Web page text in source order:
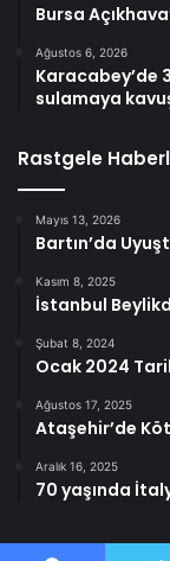
Bursa
Ağustos 6, 2026
Karacabey’de
sulamaya
Rastgele
Mayıs 13, 2026
Bartın’da
Kasım 8, 2025
İstanbul
Şubat 8, 2024
Ocak 2024
Ağustos 17, 2025
Ataşehir’de
Aralık 16, 2025
70 yaşında